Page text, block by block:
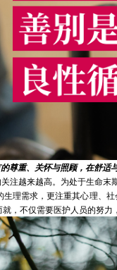
重、关怀与照顾，在舒适
越来越高。为处于生命末
理需求，更注重其心理、
，不仅需要医护人员的努